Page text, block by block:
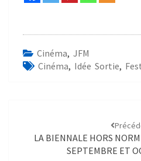
Cinéma, JFM
Cinéma, Idée Sortie,
LA BIENNALE HORS
SEPTEMBRE ET